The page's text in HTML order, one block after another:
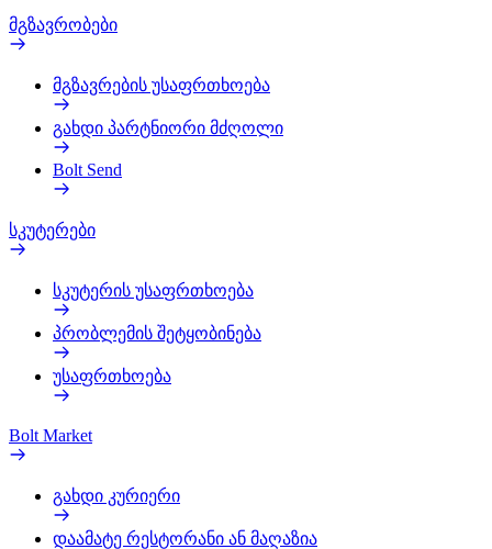
მგზავრობები
მგზავრების უსაფრთხოება
გახდი პარტნიორი მძღოლი
Bolt Send
სკუტერები
სკუტერის უსაფრთხოება
პრობლემის შეტყობინება
უსაფრთხოება
Bolt Market
გახდი კურიერი
დაამატე რესტორანი ან მაღაზია